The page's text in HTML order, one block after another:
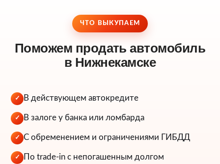
ЧТО ВЫКУПАЕМ
Поможем продать автомобиль
в Нижнекамске
✓ В действующем автокредите
✓ В залоге у банка или ломбарда
✓ С обременением и ограничениями ГИБДД
✓ По trade-in с непогашенным долгом